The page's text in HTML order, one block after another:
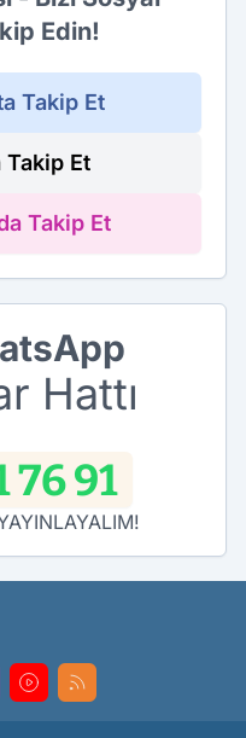
Edin!
Takip Et
Et
Takip Et
Hattı
76 91